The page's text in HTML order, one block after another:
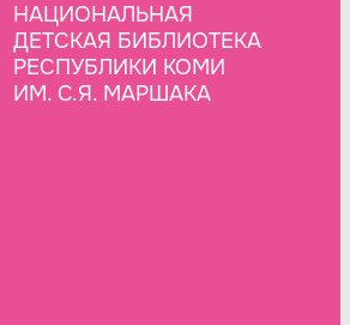
НАЦИОНАЛЬНАЯ
ДЕТСКАЯ БИБЛИОТЕКА
РЕСПУБЛИКИ КОМИ
ИМ. С.Я. МАРШАКА